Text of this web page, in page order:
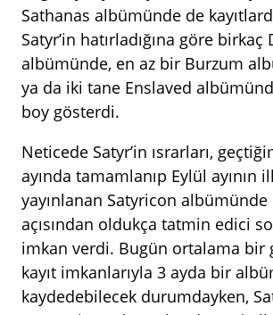
Sathanas albümünde de
Satyr’in hatırladığına göre
albümünde, en az bir Burzum
ya da iki tane Enslaved
boy gösterdi.
Neticede Satyr’in ısrarları,
ayında tamamlanıp Eylül ayının
yayınlanan Satyricon albümünde
açısından oldukça tatmin edici
imkan verdi. Bugün ortalama bir
kayıt imkanlarıyla 3 ayda bir
kaydedebilecek durumdayken,